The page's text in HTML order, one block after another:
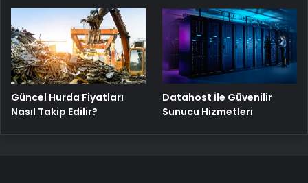
Güncel Hurda Fiyatları
Nasıl Takip Edilir?
Datahost İle Güvenilir
Sunucu Hizmetleri